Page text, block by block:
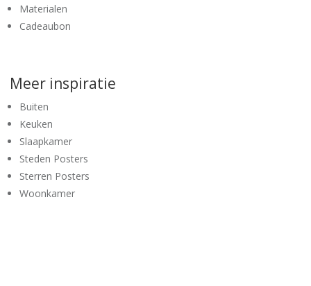
Materialen
Cadeaubon
Meer inspiratie
Buiten
Keuken
Slaapkamer
Steden Posters
Sterren Posters
Woonkamer